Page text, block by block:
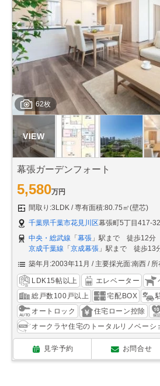
62枚
幕張ガーデンフォート
5,580万円
間取り:3LDK
専有面積:80.75㎡(壁芯)
千葉県千葉市花見川区幕張町5丁目417-
中央・総武線 「 幕張 」駅まで 徒歩12分
京成千葉線 「 京成幕張 」駅まで 徒歩13
築年月:2003年11月
主要採光面:南西
LDK15帖以上 エレベーター
総戸数100戸以上
宅配BOX
オートロック
住宅ローン控除
オークラヤ住宅のトータルリノベーシ
見学予約 お問合せ